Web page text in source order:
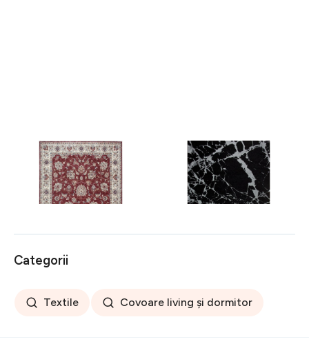
Covor rezistent Eko, ALT
05 - Red, Ivory, 100%
poliester, 80 x 150 cm
256 lei
Covor rezistent SM 21 -
Black, Silver XW, 80x300
441 lei
Categorii
Textile Covoare living și dormitor